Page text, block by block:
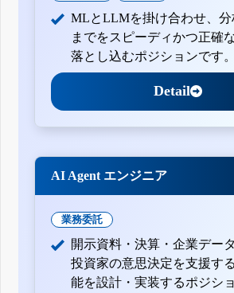
MLとLLMを掛け合わせ、分
までをスピーディかつ正確
落とし込むポジションです。
Detail
AI Agent エンジニア
業務委託
開示資料・決算・企業デー
投資家の意思決定を支援す
能を設計・実装するポジシ